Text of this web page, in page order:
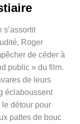
s’assortit
Roger
de céder à
public » du film.
de leurs
éclaboussent
le détour pour
pattes de bouc